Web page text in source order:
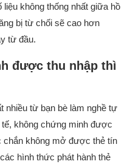
liệu không thống nhất giữa hồ
bị từ chối sẽ cao hơn
từ đầu.
được thu nhập thì
nhiều từ bạn bè làm nghề tự
không chứng minh được
chắn không mở được thẻ tín
hình thức phát hành thẻ